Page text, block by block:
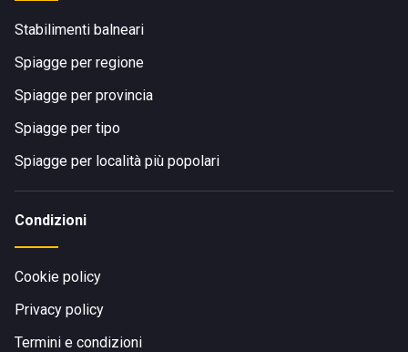
Stabilimenti balneari
Spiagge per regione
Spiagge per provincia
Spiagge per tipo
Spiagge per località più popolari
Condizioni
Cookie policy
Privacy policy
Termini e condizioni